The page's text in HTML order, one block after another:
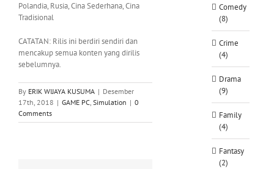
Polandia, Rusia, Cina Sederhana, Cina
Tradisional
CATATAN: Rilis ini berdiri sendiri dan
mencakup semua konten yang dirilis
sebelumnya.
By ERIK WIJAYA KUSUMA | Desember
17th, 2018 | GAME PC, Simulation | 0
Comments
Comedy
(8)
Crime
(4)
Drama
(9)
Family
(4)
Fantasy
(2)